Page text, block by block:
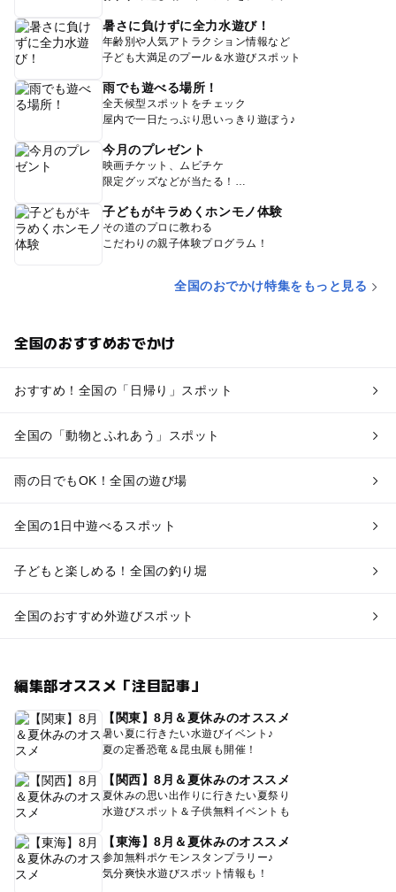
暑さに負けずに全力水遊び！
年齢別や人気アトラクション情報など
子ども大満足のプール＆水遊びスポット
雨でも遊べる場所！
全天候型スポットをチェック
屋内で一日たっぷり思いっきり遊ぼう♪
今月のプレゼント
映画チケット、ムビチケ
限定グッズなどが当たる！
子どもがキラめくホンモノ体験
その道のプロに教わる
こだわりの親子体験プログラム！
全国のおでかけ特集をもっと見る
全国のおすすめおでかけ
おすすめ！全国の「日帰り」スポット
全国の「動物とふれあう」スポット
雨の日でもOK！全国の遊び場
全国の1日中遊べるスポット
子どもと楽しめる！全国の釣り堀
全国のおすすめ外遊びスポット
編集部オススメ「注目記事」
【関東】8月＆夏休みのオススメ
暑い夏に行きたい水遊びイベント♪
夏の定番恐竜＆昆虫展も開催！
【関西】8月＆夏休みのオススメ
夏休みの思い出作りに行きたい夏祭り
水遊びスポット＆子供無料イベントも
【東海】8月＆夏休みのオススメ
参加無料ポケモンスタンプラリー♪
気分爽快水遊びスポット情報も！